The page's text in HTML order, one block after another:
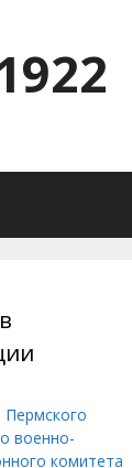
военно-
комитета